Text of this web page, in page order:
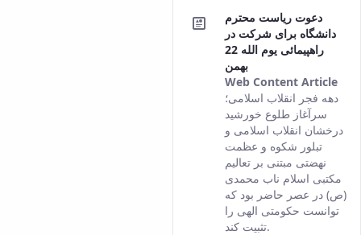
دعوت ریاست محترم
دانشگاه برای شرکت در
راهپیمائی یوم الله 22
بهمن
Web Content Article
of
دهه فجر انقلاب اسلامی؛
سرآغاز طلوع خورشید
درخشان انقلاب اسلامی و
تبلور شکوه و عظمت
نهضتی مبتنی بر تعالیم
مکتبی اسلام ناب محمدی
(ص) در عصر حاضر بود که
توانست حکومتی الهی را
تثبیت کند.